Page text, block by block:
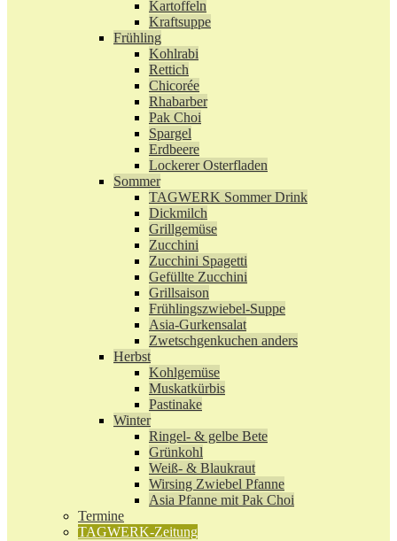
Kartoffeln
Kraftsuppe
Frühling
Kohlrabi
Rettich
Chicorée
Rhabarber
Pak Choi
Spargel
Erdbeere
Lockerer Osterfladen
Sommer
TAGWERK Sommer Drink
Dickmilch
Grillgemüse
Zucchini
Zucchini Spagetti
Gefüllte Zucchini
Grillsaison
Frühlingszwiebel-Suppe
Asia-Gurkensalat
Zwetschgenkuchen anders
Herbst
Kohlgemüse
Muskatkürbis
Pastinake
Winter
Ringel- & gelbe Bete
Grünkohl
Weiß- & Blaukraut
Wirsing Zwiebel Pfanne
Asia Pfanne mit Pak Choi
Termine
TAGWERK-Zeitung